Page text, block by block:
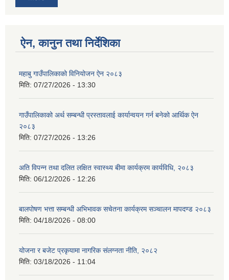
ऐन, कानुन तथा निर्देशिका
महाबु गाउँपालिकाको विनियोजन ऐन २०८३
मिति: 07/27/2026 - 13:30
गाउँपालिकाको अर्थ सम्बन्धी प्रस्तावलाई कार्यान्वयन गर्न बनेको आर्थिक ऐन
२०८३
मिति: 07/27/2026 - 13:26
अति विपन्न तथा दलित लक्षित स्वास्थ्य बीमा कार्यक्रम कार्यविधि, २०८३
मिति: 06/12/2026 - 12:26
बालपोषण भत्ता सम्बन्धी अभिभावक सचेतना कार्यक्रम सञ्चालन मापदण्ड २०८३
मिति: 04/18/2026 - 08:00
योजना र बजेट प्रकृयामा नागरिक संलग्नता नीति, २०८२
मिति: 03/18/2026 - 11:04